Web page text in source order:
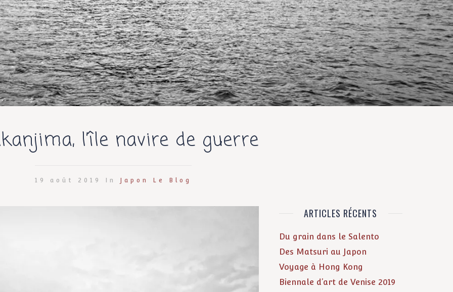
l’île navire de guerre
19 août 2019 In Japon Le Blog
ARTICLES RÉCENTS
Du grain dans le Salento
Des Matsuri au Japon
Voyage à Hong Kong
Biennale d’art de Venise 2019